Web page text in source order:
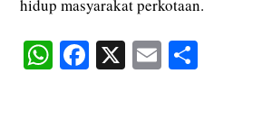
hidup masyarakat perkotaan.
W Fa X E